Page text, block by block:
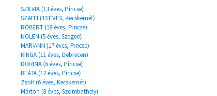
SZILVIA (13 éves, Piricse)
SZAFFI (13 ÉVES, Kecskemét)
RÓBERT (18 éves, Piricse)
NOLEN (5 éves, Szeged)
MARIANN (17 éves, Piricse)
KINGA (11 éves, Debrecen)
DORINA (6 éves, Piricse)
BEÁTA (12 éves, Piricse)
Zsolt (6 éves, Kecskemét)
Márton (8 éves, Szombathely)